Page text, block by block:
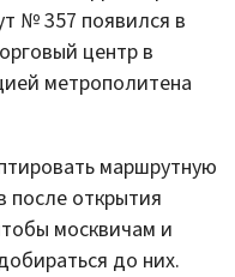
№ 357 появился в
центр в
метрополитена
маршрутную
после открытия
москвичам и
до них.